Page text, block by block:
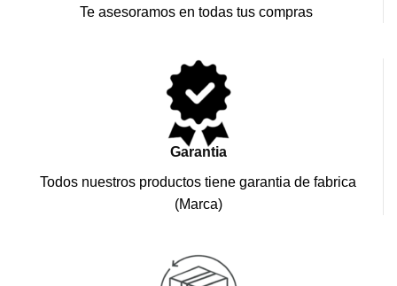
Te asesoramos en todas tus compras
Garantia
Todos nuestros productos tiene garantia de fabrica
(Marca)